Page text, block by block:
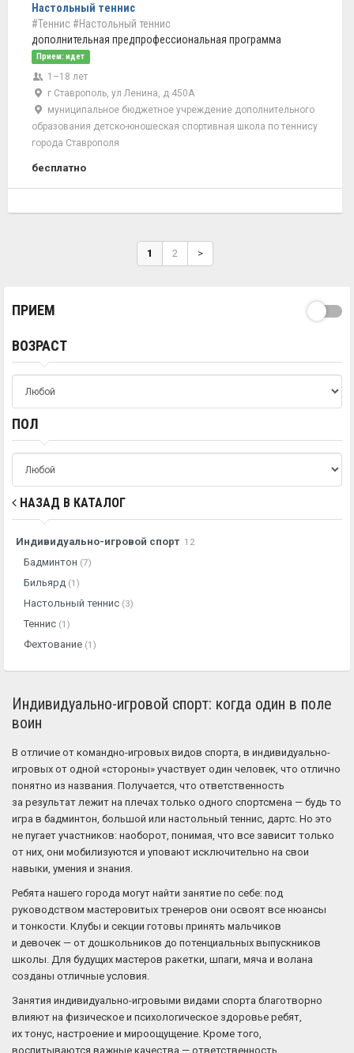
Настольный теннис
#Теннис #Настольный теннис
дополнительная предпрофессиональная программа
Прием: идет
1–18 лет
г Ставрополь, ул Ленина, д 450А
муниципальное бюджетное учреждение дополнительного
образования детско-юношеская спортивная школа по теннису
города Ставрополя
бесплатно
1 2 >
ПРИЕМ
ВОЗРАСТ
ПОЛ
НАЗАД В КАТАЛОГ
Индивидуально-игровой спорт 12
Бадминтон (7)
Бильярд (1)
Настольный теннис (3)
Теннис (1)
Фехтование (1)
Индивидуально-игровой спорт: когда один в поле
воин
В отличие от командно-игровых видов спорта, в индивидуально-
игровых от одной «стороны» участвует один человек, что отлично
понятно из названия. Получается, что ответственность
за результат лежит на плечах только одного спортсмена — будь то
игра в бадминтон, большой или настольный теннис, дартс. Но это
не пугает участников: наоборот, понимая, что все зависит только
от них, они мобилизуются и уповают исключительно на свои
навыки, умения и знания.
Ребята нашего города могут найти занятие по себе: под
руководством мастеровитых тренеров они освоят все нюансы
и тонкости. Клубы и секции готовы принять мальчиков
и девочек — от дошкольников до потенциальных выпускников
школы. Для будущих мастеров ракетки, шпаги, мяча и волана
созданы отличные условия.
Занятия индивидуально-игровыми видами спорта благотворно
влияют на физическое и психологическое здоровье ребят,
их тонус, настроение и мироощущение. Кроме того,
воспитываются важные качества — ответственность,